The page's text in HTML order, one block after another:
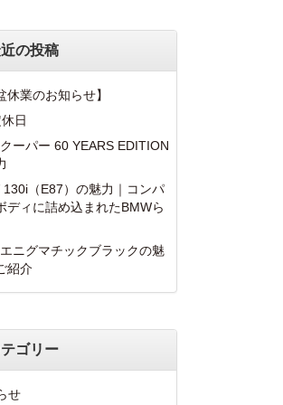
の投稿
休業のお知らせ】
日
ーパー 60 YEARS EDITION
130i（E87）の魅力｜コンパ
ディに詰め込まれたBMWら
ニグマチックブラックの魅
紹介
ゴリー
せ